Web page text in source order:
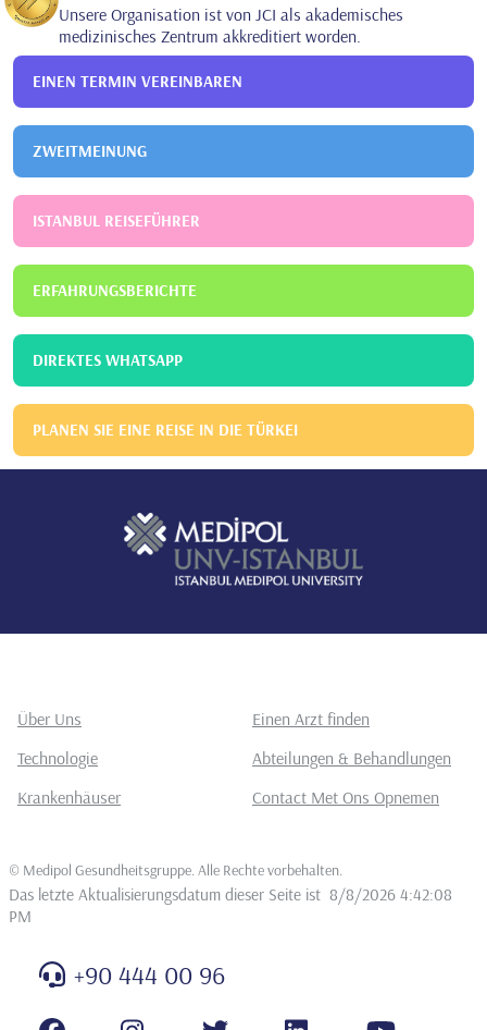
Unsere Organisation ist von JCI als akademisches
medizinisches Zentrum akkreditiert worden.
EINEN TERMIN VEREINBAREN
ZWEITMEINUNG
ISTANBUL REISEFÜHRER
ERFAHRUNGSBERICHTE
DIREKTES WHATSAPP
PLANEN SIE EINE REISE IN DIE TÜRKEI
Über Uns
Einen Arzt finden
Technologie
Abteilungen & Behandlungen
Krankenhäuser
Contact Met Ons Opnemen
© Medipol Gesundheitsgruppe. Alle Rechte vorbehalten
Das letzte Aktualisierungsdatum dieser Seite ist 8/8/2026 4:42:08
PM
+90 444 00 96